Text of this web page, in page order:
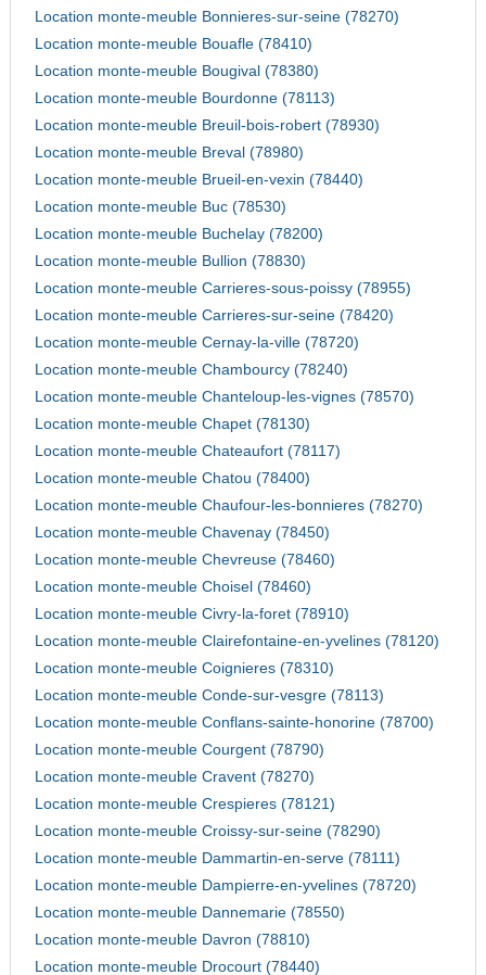
Location monte-meuble Bonnieres-sur-seine (78270)
Location monte-meuble Bouafle (78410)
Location monte-meuble Bougival (78380)
Location monte-meuble Bourdonne (78113)
Location monte-meuble Breuil-bois-robert (78930)
Location monte-meuble Breval (78980)
Location monte-meuble Brueil-en-vexin (78440)
Location monte-meuble Buc (78530)
Location monte-meuble Buchelay (78200)
Location monte-meuble Bullion (78830)
Location monte-meuble Carrieres-sous-poissy (78955)
Location monte-meuble Carrieres-sur-seine (78420)
Location monte-meuble Cernay-la-ville (78720)
Location monte-meuble Chambourcy (78240)
Location monte-meuble Chanteloup-les-vignes (78570)
Location monte-meuble Chapet (78130)
Location monte-meuble Chateaufort (78117)
Location monte-meuble Chatou (78400)
Location monte-meuble Chaufour-les-bonnieres (78270)
Location monte-meuble Chavenay (78450)
Location monte-meuble Chevreuse (78460)
Location monte-meuble Choisel (78460)
Location monte-meuble Civry-la-foret (78910)
Location monte-meuble Clairefontaine-en-yvelines (78120)
Location monte-meuble Coignieres (78310)
Location monte-meuble Conde-sur-vesgre (78113)
Location monte-meuble Conflans-sainte-honorine (78700)
Location monte-meuble Courgent (78790)
Location monte-meuble Cravent (78270)
Location monte-meuble Crespieres (78121)
Location monte-meuble Croissy-sur-seine (78290)
Location monte-meuble Dammartin-en-serve (78111)
Location monte-meuble Dampierre-en-yvelines (78720)
Location monte-meuble Dannemarie (78550)
Location monte-meuble Davron (78810)
Location monte-meuble Drocourt (78440)